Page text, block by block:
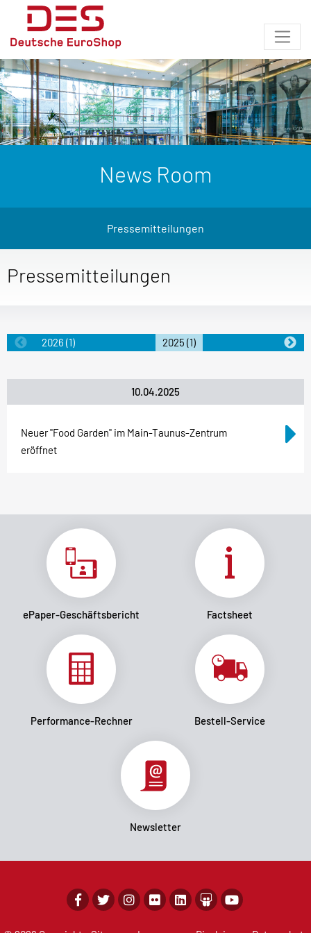
News Room
Pressemitteilungen
Pressemitteilungen
2026 (1) 2025 (1) 2024(1)
10.04.2025
Neuer "Food Garden" im Main-Taunus-Zentrum
eröffnet
ePaper-Geschäftsbericht Factsheet
Performance-Rechner Bestell-Service
Newsletter